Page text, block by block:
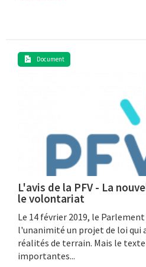
Document
L'avis de la PFV - La
le volontariat
Le 14 février 2019, le
l'unanimité un projet de loi qui
réalités de terrain. Mais le
importantes...